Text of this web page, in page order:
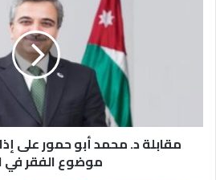
م
مقابلة د. محمد أبو حمور على
موضوع الفقر في